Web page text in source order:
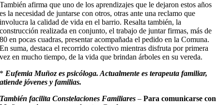
También afirma que uno de los aprendizajes que le dejaron estos años
es la necesidad de juntarse con otros, otras ante una reclamo que
involucra la calidad de vida en el barrio. Resalta también, la
construcción realizada en conjunto, el trabajo de juntar firmas, más de
80 en pocas cuadras, presentar acompañada el pedido en la Comuna.
En suma, destaca el recorrido colectivo mientras disfruta por primera
vez en mucho tiempo, de la vida que brindan árboles en su vereda.
* Eufemia Muñoz es psicóloga. Actualmente es terapeuta familiar,
atiende jóvenes y familias.
También facilita Constelaciones Familiares – Para comunicarse con